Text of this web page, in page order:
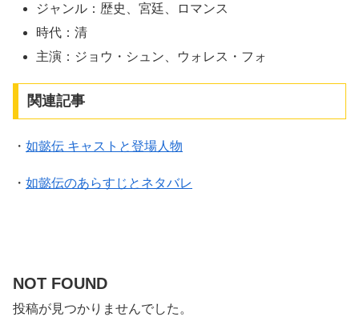
ジャンル：歴史、宮廷、ロマンス
時代：清
主演：ジョウ・シュン、ウォレス・フォ
関連記事
・ 如懿伝 キャストと登場人物
・ 如懿伝のあらすじとネタバレ
NOT FOUND
投稿が見つかりませんでした。